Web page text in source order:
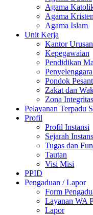
Agama
Agama Kristen
Agama Islam
Unit Kerja
Kantor
Kepegawaian
Pendidikan
Pondok
Zakat dan
Zona Integritas
Pelayanan Terpadu
Profil
Profil Instansi
Sejarah
Tugas dan
Tautan
Visi Misi
PPID
Pengaduan / Lapor
Form
Layanan WA
Lapor